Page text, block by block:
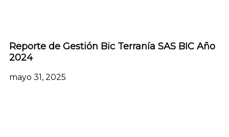
Reporte de Gestión Bic Terranía SAS BIC Año
2024
mayo 31, 2025